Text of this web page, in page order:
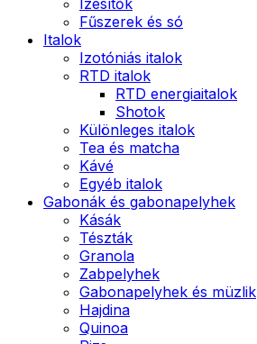
Fűszerek és só
Italok
Izotóniás italok
RTD italok
RTD energiaitalok
Shotok
Különleges italok
Tea és matcha
Kávé
Egyéb italok
Gabonák és gabonapelyhek
Kásák
Tészták
Granola
Zabpelyhek
Gabonapelyhek és müzlik
Hajdina
Quinoa